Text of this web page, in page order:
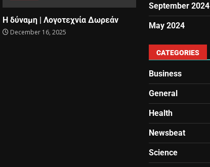
Η δύναμη | Λογοτεχνία Δωρεάν
December 16, 2025
September 2024
May 2024
CATEGORIES
Business
General
Health
Newsbeat
Science